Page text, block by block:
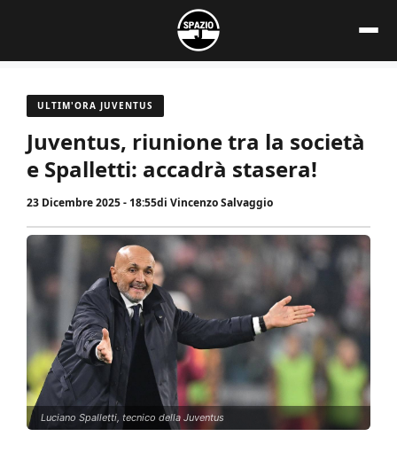
contenuto
ULTIM'ORA JUVENTUS
Juventus, riunione tra la società
e Spalletti: accadrà stasera!
23 Dicembre 2025 - 18:55di Vincenzo Salvaggio
Luciano Spalletti, tecnico della Juventus